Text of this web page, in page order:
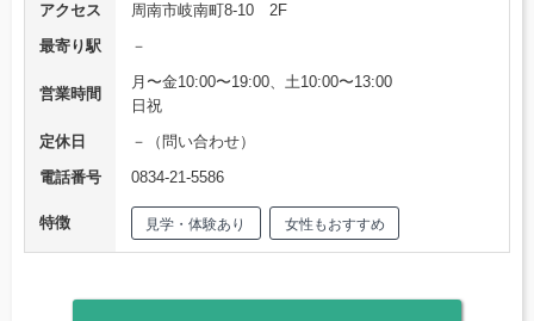
アクセス
周南市岐南町8-10 2F
最寄り駅
－
営業時間
月〜金10:00〜19:00、土10:00〜13:00
日祝
定休日
－（問い合わせ）
電話番号
0834-21-5586
特徴 見学・体験あり 女性もおすすめ